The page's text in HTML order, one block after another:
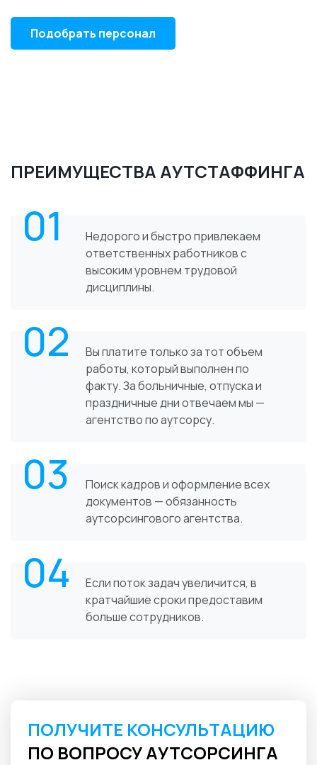
Подобрать персонал
ПРЕИМУЩЕСТВА АУТСТАФФИНГА
01
Недорого и быстро привлекаем
ответственных работников с
высоким уровнем трудовой
дисциплины.
02
Вы платите только за тот объем
работы, который выполнен по
факту. За больничные, отпуска и
праздничные дни отвечаем мы —
агентство по аутсорсу.
03
Поиск кадров и оформление всех
документов — обязанность
аутсорсингового агентства.
04
Если поток задач увеличится, в
кратчайшие сроки предоставим
больше сотрудников.
ПОЛУЧИТЕ КОНСУЛЬТАЦИЮ
ПО ВОПРОСУ АУТСОРСИНГА